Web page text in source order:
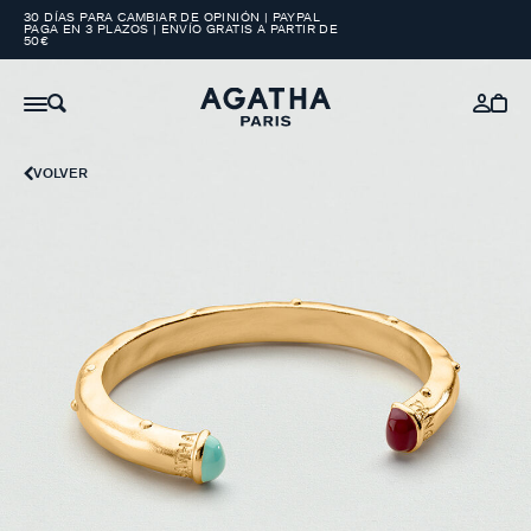
30 DÍAS PARA CAMBIAR DE OPINIÓN | PAYPAL
PAGA EN 3 PLAZOS | ENVÍO GRATIS A PARTIR DE
50€
VOLVER